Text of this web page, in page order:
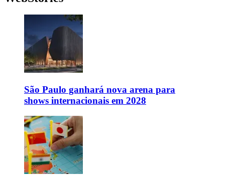
São Paulo ganhará nova arena para
shows internacionais em 2028